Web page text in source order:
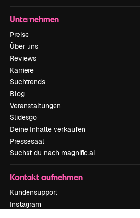
Unternehmen
Preise
Über uns
Reviews
Karriere
Suchtrends
Blog
Veranstaltungen
Slidesgo
Deine Inhalte verkaufen
Pressesaal
Suchst du nach magnific.ai
Kontakt aufnehmen
Kundensupport
Instagram